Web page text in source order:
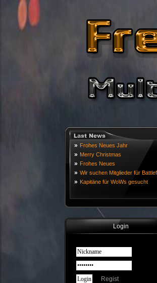
» Frohes Neues Jahr
» Merry Christmas
» Frohes Neues
» Wir suchen Mitglieder für
» Kapitäne für WoWs gesucht
Login
Regist